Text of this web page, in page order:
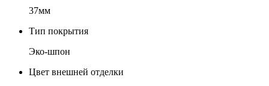
37мм
Тип покрытия
Эко-шпон
Цвет внешней отделки